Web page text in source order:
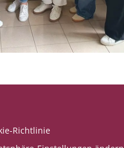
Richtlinie